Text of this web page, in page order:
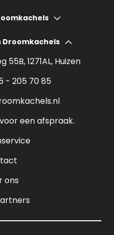
haarden
een houtkachel?
1271AL, Huizen
- 205 70 85
een afspraak.
ons